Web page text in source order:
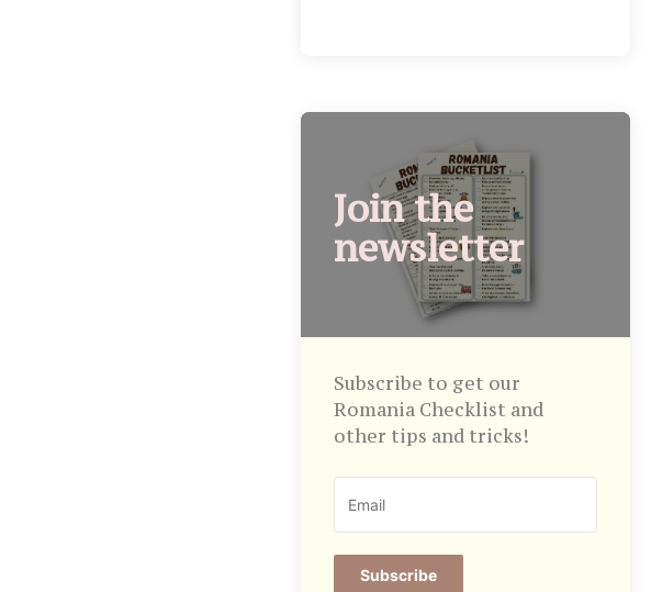
Join the
newsletter
Subscribe to get our
Romania Checklist and
other tips and tricks!
Subscribe